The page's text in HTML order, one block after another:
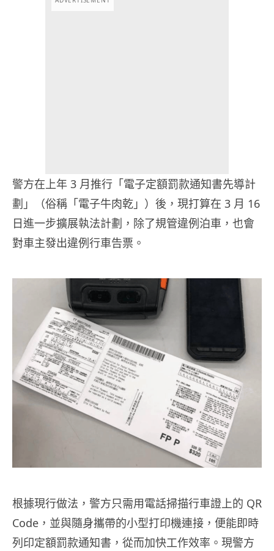
警方在上年 3 月推行「電子定額罰款通知書先導計
劃」（俗稱「電子牛肉乾」）後，現打算在 3 月 16
日進一步擴展執法計劃，除了規管違例泊車，也會
對車主發出違例行車告票。
根據現行做法，警方只需用電話掃描行車證上的 QR
Code，並與隨身攜帶的小型打印機連接，便能即時
列印定額罰款通知書，從而加快工作效率。現警方